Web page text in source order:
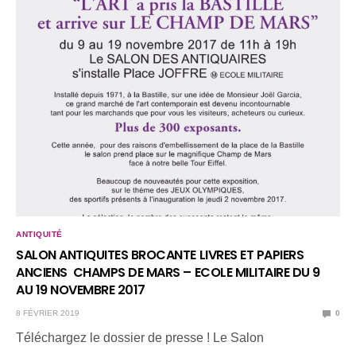
ANTIQUITÉ
SALON ANTIQUITES BROCANTE LIVRES ET PAPIERS
ANCIENS CHAMPS DE MARS – ECOLE MILITAIRE DU 9
AU 19 NOVEMBRE 2017
8 FÉVRIER 2019 0
Téléchargez le dossier de presse ! Le Salon